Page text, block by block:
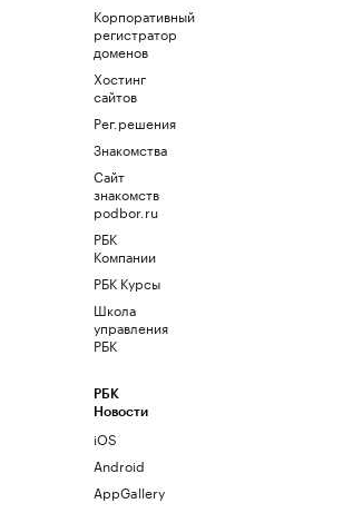
Корпоративный
регистратор
доменов
Хостинг
сайтов
Рег.решения
Знакомства
Сайт
знакомств
podbor.ru
РБК
Компании
РБК Курсы
Школа
управления
РБК
РБК
Новости
iOS
Android
AppGallery